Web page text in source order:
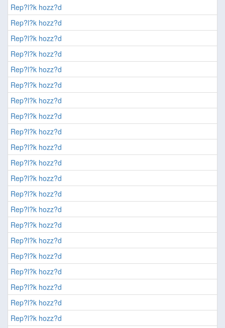
Rep?l?k hozz?d
Rep?l?k hozz?d
Rep?l?k hozz?d
Rep?l?k hozz?d
Rep?l?k hozz?d
Rep?l?k hozz?d
Rep?l?k hozz?d
Rep?l?k hozz?d
Rep?l?k hozz?d
Rep?l?k hozz?d
Rep?l?k hozz?d
Rep?l?k hozz?d
Rep?l?k hozz?d
Rep?l?k hozz?d
Rep?l?k hozz?d
Rep?l?k hozz?d
Rep?l?k hozz?d
Rep?l?k hozz?d
Rep?l?k hozz?d
Rep?l?k hozz?d
Rep?l?k hozz?d